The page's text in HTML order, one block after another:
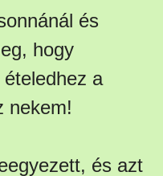
és
hogy
a
nekem!
és azt